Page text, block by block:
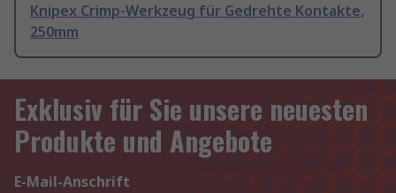
Knipex Crimp-Werkzeug für Gedrehte Kontakte,
250mm
Exklusiv für Sie unsere neuesten
Produkte und Angebote
E-Mail-Anschrift